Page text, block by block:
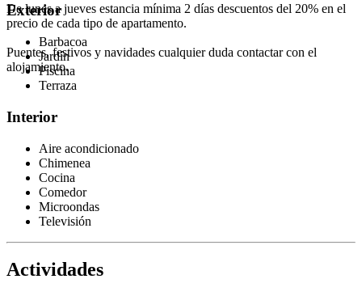
De lunes a jueves estancia mínima 2 días descuentos del 20% en el
precio de cada tipo de apartamento.
Puentes, festivos y navidades cualquier duda contactar con el
alojamiento.
Exterior
Barbacoa
Jardín
Piscina
Terraza
Interior
Aire acondicionado
Chimenea
Cocina
Comedor
Microondas
Televisión
Actividades